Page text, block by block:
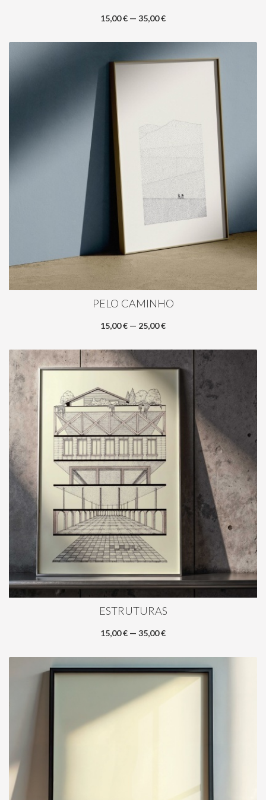
15,00 € — 35,00 €
PELO CAMINHO
15,00 € — 25,00 €
ESTRUTURAS
15,00 € — 35,00 €